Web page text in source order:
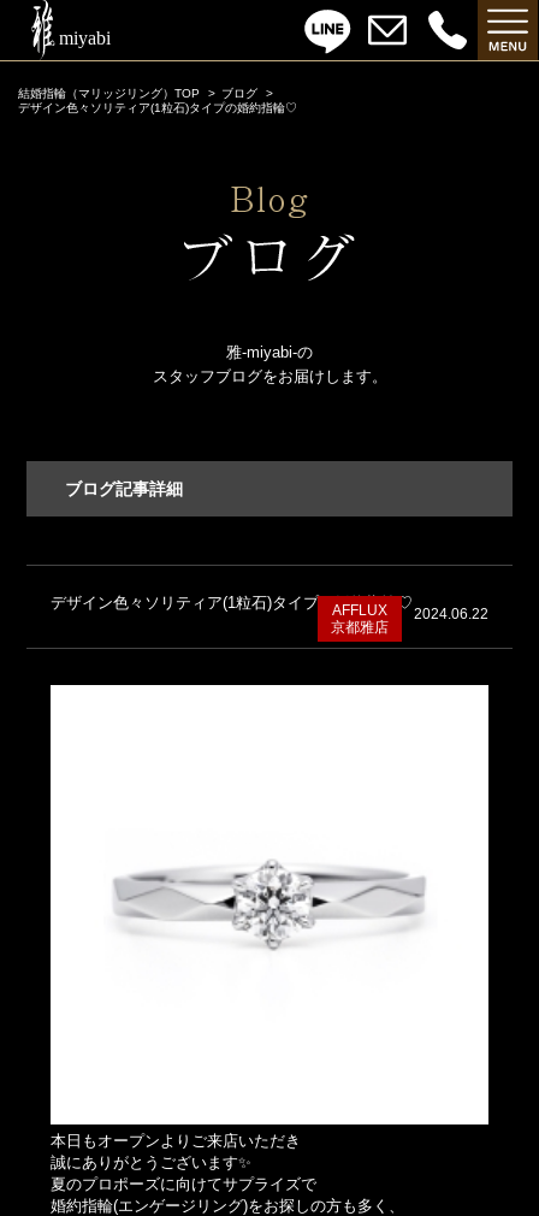
結婚指輪（マリッジリング）TOP
ブログ
デザイン色々ソリティア(1粒石)タイプの婚約指輪♡
雅-miyabi-の
スタッフブログをお届けします。
ブログ記事詳細
デザイン色々ソリティア(1粒石)タイプの婚約指輪♡
2024.06.22
AFFLUX
京都雅店
本日もオープンよりご来店いただき
誠にありがとうございます✨
夏のプロポーズに向けてサプライズで
婚約指輪(エンゲージリング)をお探しの方も多く、